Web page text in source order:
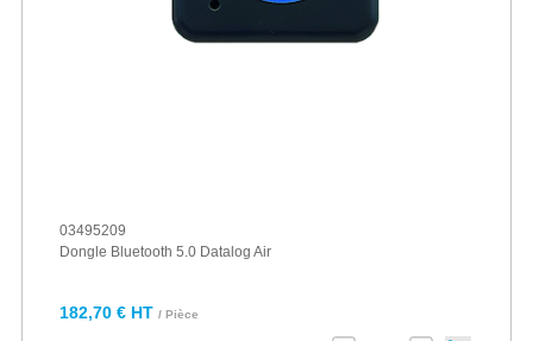
03495209
Dongle Bluetooth 5.0 Datalog Air
182,70 € HT / Pièce